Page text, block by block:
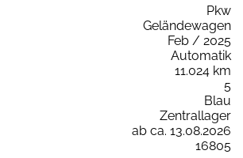
Pkw
Geländewagen
Feb / 2025
Automatik
11.024 km
5
Blau
Zentrallager
ab ca. 13.08.2026
16805